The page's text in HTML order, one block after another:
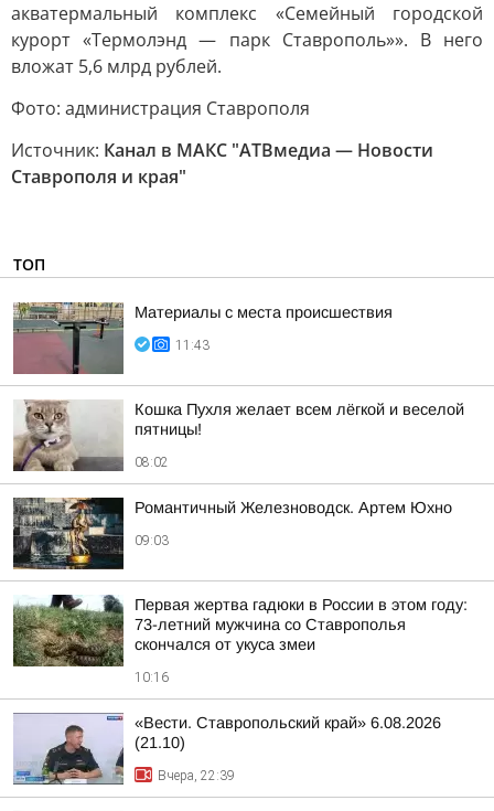
акватермальный комплекс «Семейный городской
курорт «Термолэнд — парк Ставрополь»». В него
вложат 5,6 млрд рублей.
Фото: администрация Ставрополя
Источник: Канал в МАКС "АТВмедиа — Новости
Ставрополя и края"
ТОП
Материалы с места происшествия
11:43
Кошка Пухля желает всем лёгкой и веселой
пятницы!
08:02
Романтичный Железноводск. Артем Юхно
09:03
Первая жертва гадюки в России в этом году:
73-летний мужчина со Ставрополья
скончался от укуса змеи
10:16
«Вести. Ставропольский край» 6.08.2026
(21.10)
Вчера, 22:39